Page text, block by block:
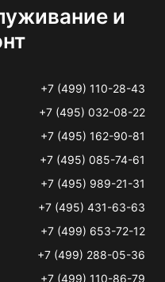
и
+7 (499) 110-28-43
+7 (495) 032-08-22
+7 (495) 162-90-81
+7 (495) 085-74-61
+7 (495) 989-21-31
+7 (495) 431-63-63
+7 (499) 653-72-12
+7 (499) 288-05-36
+7 (499) 110-86-79